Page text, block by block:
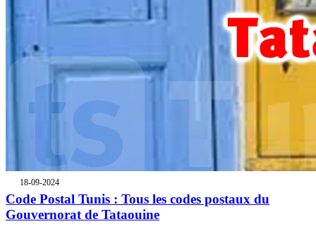
18-09-2024
Code Postal Tunis : Tous les codes postaux du
Gouvernorat de Tataouine